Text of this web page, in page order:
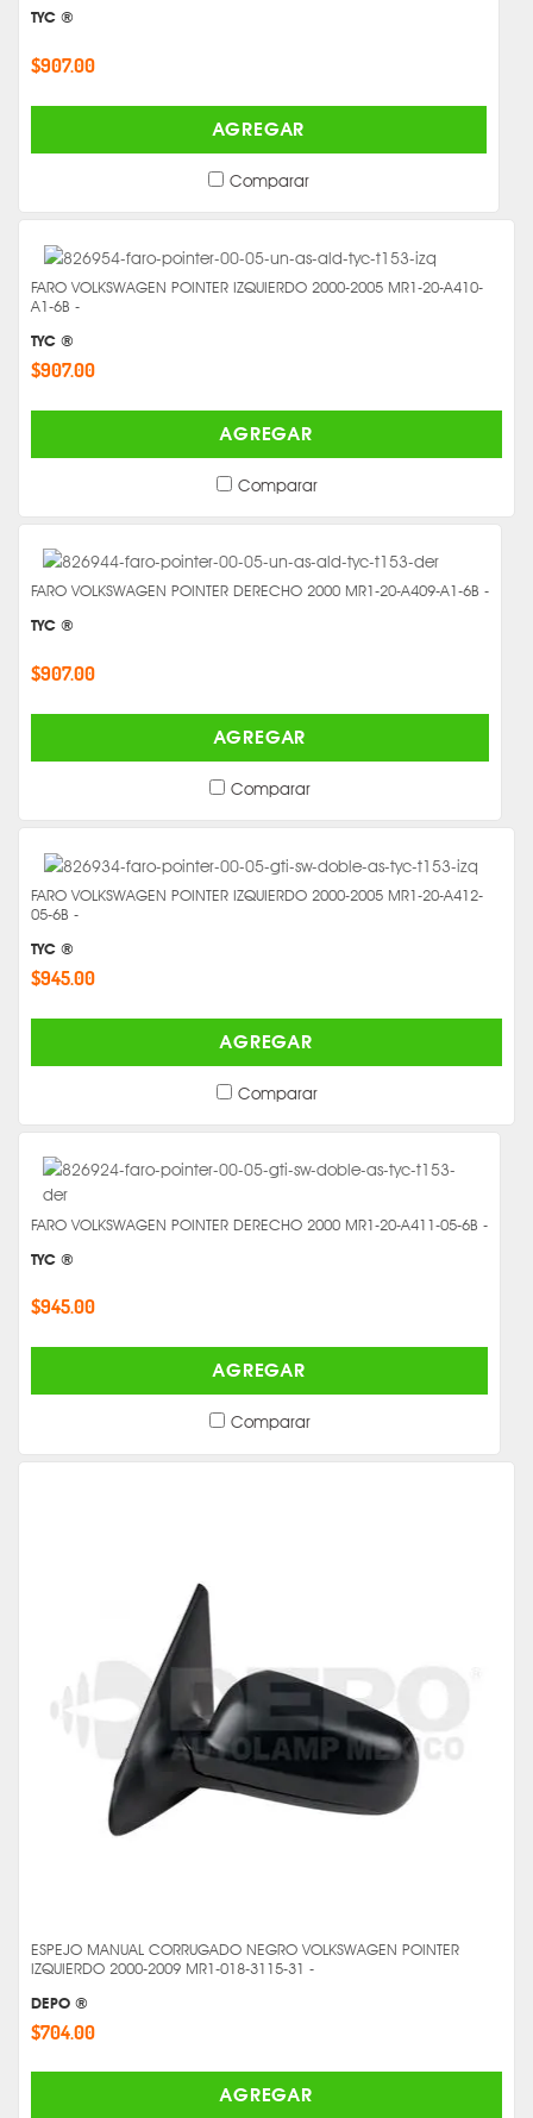
TYC ®
$907.00
AGREGAR
Comparar
FARO VOLKSWAGEN POINTER IZQUIERDO 2000-2005 MR1-20-A410-
A1-6B -
TYC ®
$907.00
AGREGAR
Comparar
FARO VOLKSWAGEN POINTER DERECHO 2000 MR1-20-A409-A1-6B -
TYC ®
$907.00
AGREGAR
Comparar
FARO VOLKSWAGEN POINTER IZQUIERDO 2000-2005 MR1-20-A412-
05-6B -
TYC ®
$945.00
AGREGAR
Comparar
FARO VOLKSWAGEN POINTER DERECHO 2000 MR1-20-A411-05-6B -
TYC ®
$945.00
AGREGAR
Comparar
ESPEJO MANUAL CORRUGADO NEGRO VOLKSWAGEN POINTER
IZQUIERDO 2000-2009 MR1-018-3115-31 -
DEPO ®
$704.00
AGREGAR